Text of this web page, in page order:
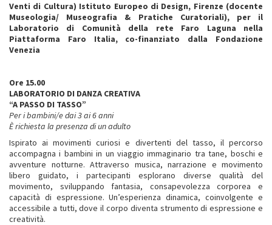
Venti di Cultura) Istituto Europeo di Design, Firenze (docente
Museologia/ Museografia & Pratiche Curatoriali), per il
Laboratorio di Comunità della rete Faro Laguna nella
Piattaforma Faro Italia, co-finanziato dalla Fondazione
Venezia
Ore 15.00
LABORATORIO DI DANZA CREATIVA
“A PASSO DI TASSO”
Per i bambini/e dai 3 ai 6 anni
È richiesta la presenza di un adulto
Ispirato ai movimenti curiosi e divertenti del tasso, il percorso
accompagna i bambini in un viaggio immaginario tra tane, boschi e
avventure notturne. Attraverso musica, narrazione e movimento
libero guidato, i partecipanti esplorano diverse qualità del
movimento, sviluppando fantasia, consapevolezza corporea e
capacità di espressione. Un’esperienza dinamica, coinvolgente e
accessibile a tutti, dove il corpo diventa strumento di espressione e
creatività.